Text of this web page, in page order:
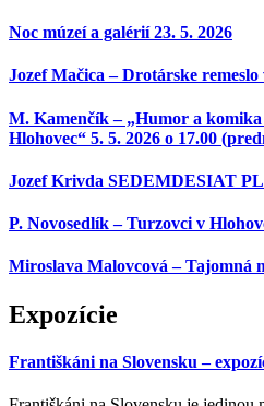
Noc múzeí a galérií 23. 5. 2026
Jozef Mačica – Drotárske
M. Kamenčík – „Humor a
Hlohovec“ 5. 5. 2026 o 17.00
Jozef Krivda SEDEMDESIAT
P. Novosedlík – Turzovci v
Miroslava Malovcová – Tajomná
Expozície
Františkáni na Slovensku –